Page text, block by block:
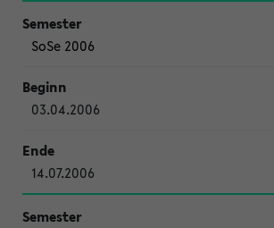
SoSe 2006
03.04.2006
14.07.2006